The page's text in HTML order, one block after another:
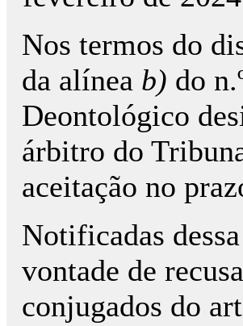
Nos termos do
da alínea b) do
Deontológico
árbitro do
aceitação no
Notificadas
vontade de
conjugados do